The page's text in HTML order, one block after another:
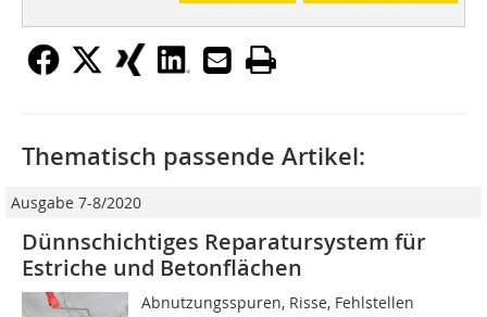
Thematisch passende Artikel:
Ausgabe 7-8/2020
Dünnschichtiges Reparatursystem für
Estriche und Betonflächen
Abnutzungsspuren, Risse, Fehlstellen 